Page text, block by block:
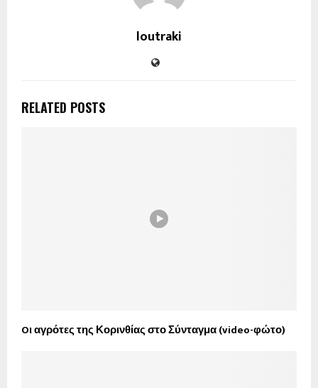
loutraki
RELATED POSTS
Oι αγρότες της Κορινθίας στο Σύνταγμα (video-φώτο)